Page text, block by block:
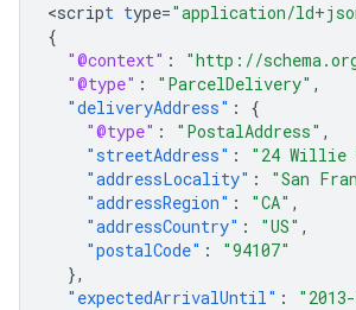
<script type="application/
{
"@context" : "http://
"@type" : "ParcelDelivery" ,
"deliveryAddress" :
{
"@type" : "PostalAddress" ,
"streetAddress" : "24 Willie
"addressLocality" : "San
"addressRegion" : "CA" ,
"addressCountry" : "US" ,
"postalCode" :
"94107"
},
"expectedArrivalUntil" :